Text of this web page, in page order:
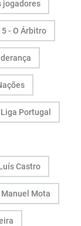
jogadores
5 - O Árbitro
Liga Portugal
Castro
Manuel Mota